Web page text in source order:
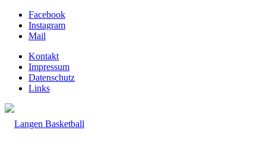
Facebook
Instagram
Mail
Kontakt
Impressum
Datenschutz
Links